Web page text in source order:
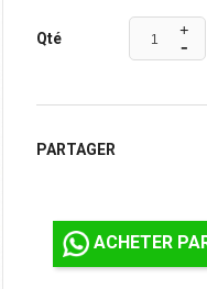
Qté
PARTAGER